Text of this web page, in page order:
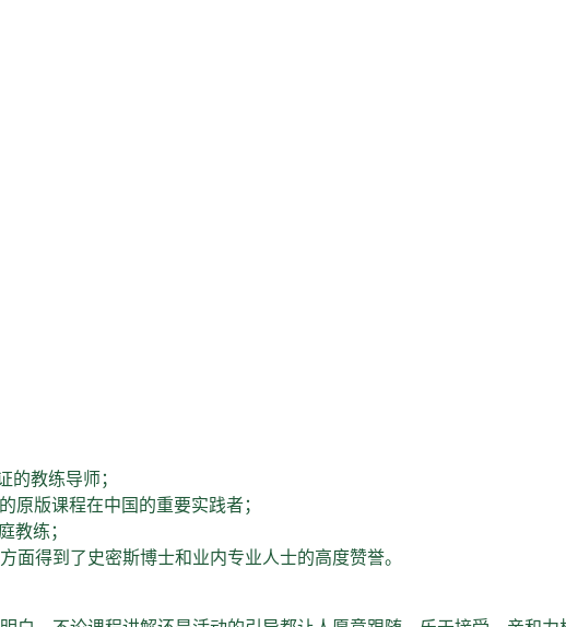
教练导师；
原版课程在中国的重要实践者；
教练；
得到了史密斯博士和业内专业人士的高度赞誉。